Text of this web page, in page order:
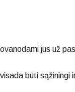
jus už
būti sąžiningi